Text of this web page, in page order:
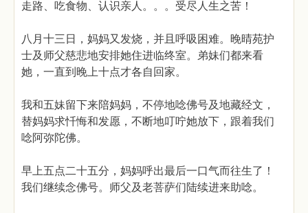
走路、吃食物、认识亲人。。。受尽人生之苦！
八月十三日，妈妈又发烧，并且呼吸困难。晚晴苑护
士及师父慈悲地安排她住进临终室。弟妹们都来看
她，一直到晚上十点才各自回家。
我和五妹留下来陪妈妈，不停地唸佛号及地藏经文，
替妈妈求忏悔和发愿，不断地叮咛她放下，跟着我们
唸阿弥陀佛。
早上五点二十五分，妈妈呼出最后一口气而往生了！
我们继续念佛号。师父及老菩萨们陆续进来助唸。